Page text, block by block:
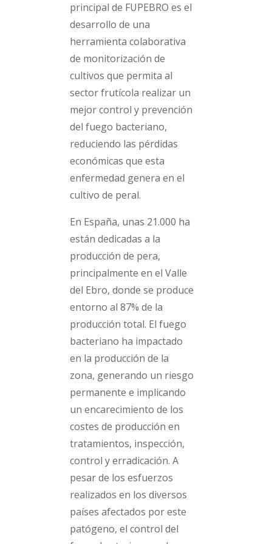
principal de FUPEBRO es el
desarrollo de una
herramienta colaborativa
de monitorización de
cultivos que permita al
sector frutícola realizar un
mejor control y prevención
del fuego bacteriano,
reduciendo las pérdidas
económicas que esta
enfermedad genera en el
cultivo de peral.
En España, unas 21.000 ha
están dedicadas a la
producción de pera,
principalmente en el Valle
del Ebro, donde se produce
entorno al 87% de la
producción total. El fuego
bacteriano ha impactado
en la producción de la
zona, generando un riesgo
permanente e implicando
un encarecimiento de los
costes de producción en
tratamientos, inspección,
control y erradicación. A
pesar de los esfuerzos
realizados en los diversos
países afectados por este
patógeno, el control del